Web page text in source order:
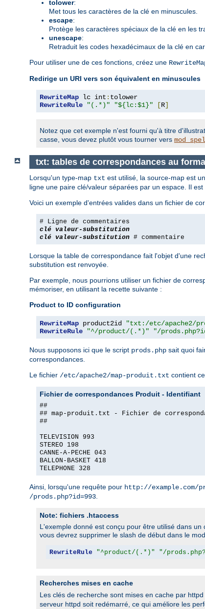
tolower:
Met tous les caractères de la clé en minuscules.
escape:
Protège les caractères spéciaux de la clé en les
unescape:
Retraduit les codes hexadécimaux de la clé en
Pour utiliser une de ces fonctions, créez une
Redirige un URI vers son équivalent en minuscules
RewriteMap lc int :
RewriteRule
"(.*)" "${lc:$1}" [R]
Notez que cet exemple n'est fourni qu'à titre
casse, vous devez plutôt vous tourner vers
txt: tables de correspondances au
Lorsqu'un type-map txt est utilisé, la source-map est
ligne une paire clé/valeur séparées par un espace. Il
Voici un exemple d'entrées valides dans un fichier de
# Ligne de commentaires
clé valeur-substitution
clé valeur-substitution # commentaire
Lorsque la table de correspondance fait l'objet d'une
substitution est renvoyée.
Par exemple, nous pourrions utiliser un fichier de
mémoriser, en utilisant la recette suivante :
Product to ID configuration
RewriteMap product2id
"txt:/etc/apache2/
RewriteRule
"^/product/(.*)" "/
Nous supposons ici que le script prods.php sait quoi
correspondances.
Le fichier /etc/apache2/map-produit.txt contient
Fichier de correspondances Produit - Identifiant
##
## map-produit.txt - Fichier de
##
TELEVISION 993
STEREO 198
CANNE-A-PECHE 043
BALLON-BASKET 418
TELEPHONE 328
Ainsi, lorsqu'une requête pour http://example.com/
/prods.php?id=993.
Note: fichiers .htaccess
L'exemple donné est conçu pour être utilisé dans
vous devrez supprimer le slash de début dans le
RewriteRule "^product/(.*)" "/
Recherches mises en cache
Les clés de recherche sont mises en cache par
serveur httpd soit redémarré, ce qui améliore les